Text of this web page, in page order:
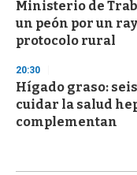
Ministerio de
un peón por un
protocolo rural
20:30
Hígado graso:
cuidar la salud
complementan